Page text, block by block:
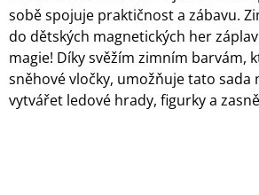
sobě spojuje praktičnost a zábavu.
do dětských magnetických her
magie! Díky svěžím zimním barvám,
sněhové vločky, umožňuje tato sada
vytvářet ledové hrady, figurky a
Č
U
J
E
M
E